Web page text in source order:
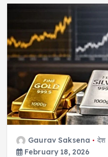
Gaurav Saksena देश
February 18, 2026